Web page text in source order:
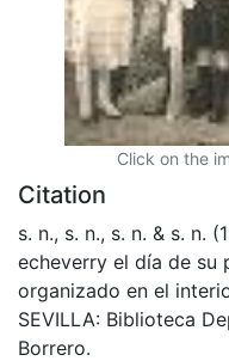
Click on the
Citation
s. n., s. n., s. n. & s. n.
echeverry el día de su
organizado en el
SEVILLA: Biblioteca
Borrero.